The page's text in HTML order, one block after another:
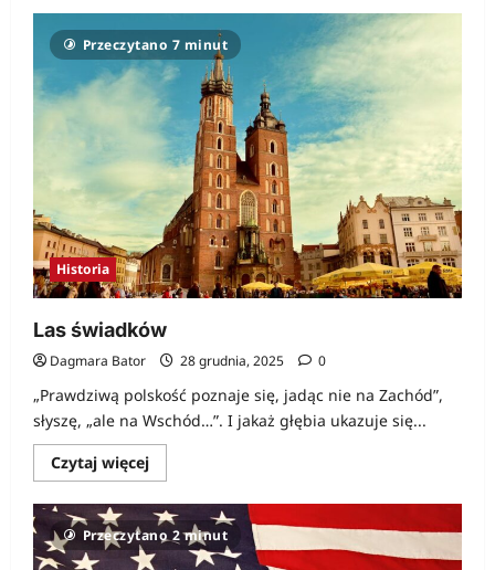
o
Trening
mentalny
receptą
na
sukces
Przeczytano 7 minut
Historia
Las świadków
Dagmara Bator 28 grudnia, 2025 0
„Prawdziwą polskość poznaje się, jadąc nie na Zachód”,
słyszę, „ale na Wschód…”. I jakaż głębia ukazuje się...
Czytaj więcejDowiedz
się
o
Las
świadków
Przeczytano 2 minut